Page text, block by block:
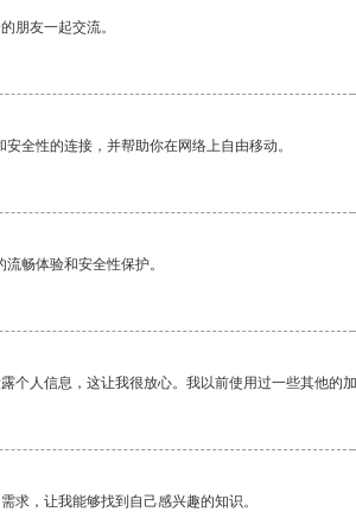
朋友一起交流。
全性的连接，并帮助你在网络上自由移动。
畅体验和安全性保护。
个人信息，这让我很放心。我以前使用过一些其他的
求，让我能够找到自己感兴趣的知识。